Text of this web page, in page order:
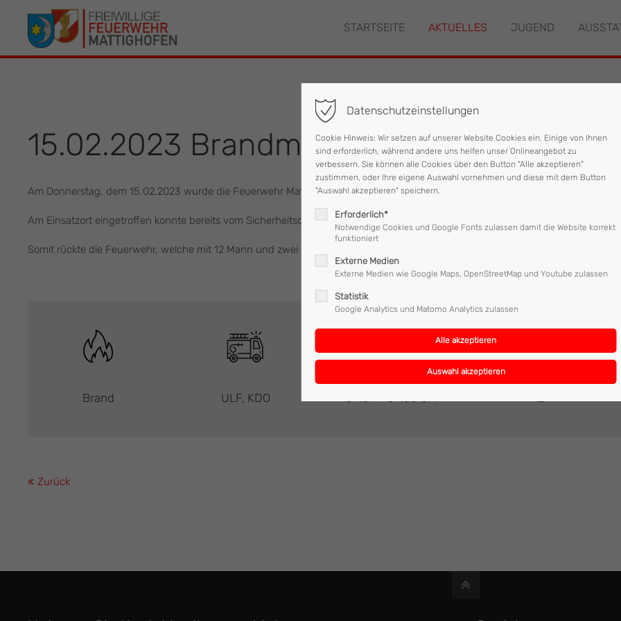
Der Eintrag "offcanvas-col1" existiert leider
nicht.
Der Eintrag "offcanvas-col2" existiert
Der Eintrag "offcanvas-col3"
STARTSEITE AKTUELLES JUGEND
15.02.2023 Brandmeldealarm
Am Donnerstag, dem 15.02.2023 wurde die Feuerwehr Mattighofen in den frühen Morgenstunden zu einem Brandmeldealarm
Am Einsatzort eingetroffen konnte bereits vom Sicherheitsdienst Entwarnung gegeben werden.
Somit rückte die Feuerwehr, welche mit 12 Mann und zwei Fahrzeugen im Einsatz stand, wieder ins Feuerwehrhaus ein.
Brand ULF, KDO 04:04 - 04:35 Uhr 12
Zurück
Datenschutzeinstellungen
Cookie Hinweis: Wir setzen auf unserer Website Cookies ein. Einige von Ihnen
sind erforderlich, während andere uns helfen unser Onlineangebot zu
verbessern. Sie können alle Cookies über den Button "Alle akzeptieren"
zustimmen, oder Ihre eigene Auswahl vornehmen und diese mit dem Button
"Auswahl akzeptieren" speichern.
Erforderlich*
Notwendige Cookies und Google Fonts zulassen damit die Website korrekt
funktioniert
Externe Medien
Externe Medien wie Google Maps, OpenStreetMap und Youtube zulassen
Statistik
Google Analytics und Matomo Analytics zulassen